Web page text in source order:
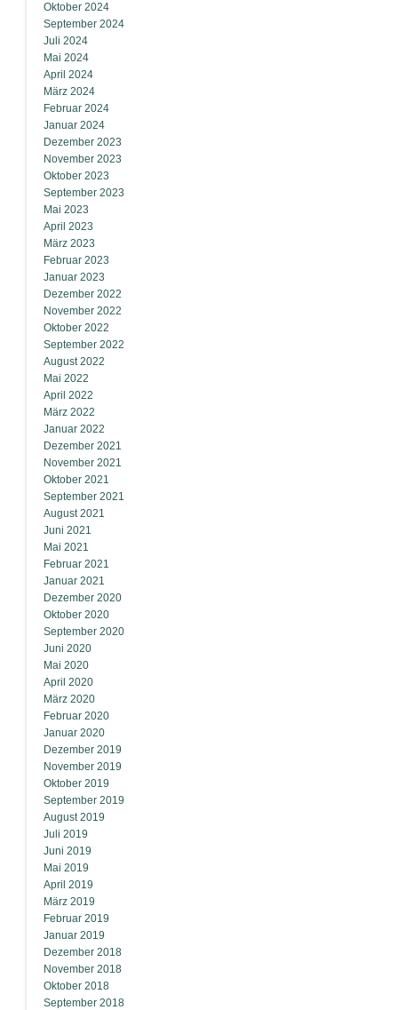
Oktober 2024
September 2024
Juli 2024
Mai 2024
April 2024
März 2024
Februar 2024
Januar 2024
Dezember 2023
November 2023
Oktober 2023
September 2023
Mai 2023
April 2023
März 2023
Februar 2023
Januar 2023
Dezember 2022
November 2022
Oktober 2022
September 2022
August 2022
Mai 2022
April 2022
März 2022
Januar 2022
Dezember 2021
November 2021
Oktober 2021
September 2021
August 2021
Juni 2021
Mai 2021
Februar 2021
Januar 2021
Dezember 2020
Oktober 2020
September 2020
Juni 2020
Mai 2020
April 2020
März 2020
Februar 2020
Januar 2020
Dezember 2019
November 2019
Oktober 2019
September 2019
August 2019
Juli 2019
Juni 2019
Mai 2019
April 2019
März 2019
Februar 2019
Januar 2019
Dezember 2018
November 2018
Oktober 2018
September 2018